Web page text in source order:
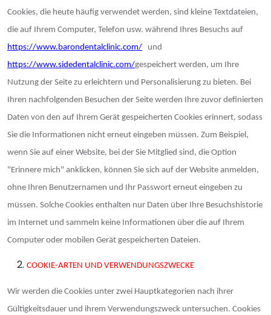
Cookies, die heute häufig verwendet werden, sind kleine Textdateien,
die auf Ihrem Computer, Telefon usw. während Ihres Besuchs auf
https://www.barondentalclinic.com/ und
https://www.sidedentalclinic.com/gespeichert werden, um Ihre
Nutzung der Seite zu erleichtern und Personalisierung zu bieten. Bei
Ihren nachfolgenden Besuchen der Seite werden Ihre zuvor definierten
Daten von den auf Ihrem Gerät gespeicherten Cookies erinnert, sodass
Sie die Informationen nicht erneut eingeben müssen. Zum Beispiel,
wenn Sie auf einer Website, bei der Sie Mitglied sind, die Option
"Erinnere mich" anklicken, können Sie sich auf der Website anmelden,
ohne Ihren Benutzernamen und Ihr Passwort erneut eingeben zu
müssen. Solche Cookies enthalten nur Daten über Ihre Besuchshistorie
im Internet und sammeln keine Informationen über die auf Ihrem
Computer oder mobilen Gerät gespeicherten Dateien.
COOKIE-ARTEN UND VERWENDUNGSZWECKE
Wir werden die Cookies unter zwei Hauptkategorien nach ihrer
Gültigkeitsdauer und ihrem Verwendungszweck untersuchen. Cookies